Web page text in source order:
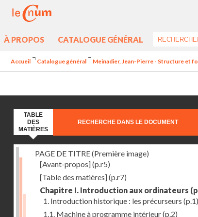
À PROPOS CATALOGUE GÉNÉRAL
Accueil Catalogue général Meinadier, Jean-Pierre - Structure et
TABLE
DES
MATIÈRES
RECHERCHE DANS LE DOCUMENT
PAGE DE TITRE (Première image)
[Avant-propos](p.r5)
[Table des matières](p.r7)
Chapitre I. Introduction aux ordinateurs
1. Introduction historique : les précurseurs (p.1)
1.1. Machine à programme intérieur(p.2)